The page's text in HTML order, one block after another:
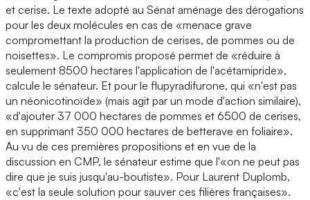
et cerise. Le texte adopté au Sénat aménage des dérogations
pour les deux molécules en cas de «menace grave
compromettant la production de cerises, de pommes ou de
noisettes». Le compromis proposé permet de «réduire à
seulement 8500 hectares l'application de l'acétamipride»,
calcule le sénateur. Et pour le flupyradifurone, qui «n'est pas
un néonicotinoïde» (mais agit par un mode d'action similaire),
«d'ajouter 37 000 hectares de pommes et 6500 de cerises,
en supprimant 350 000 hectares de betterave en foliaire».
Au vu de ces premières propositions et en vue de la
discussion en CMP, le sénateur estime que l'«on ne peut pas
dire que je suis jusqu'au-boutiste». Pour Laurent Duplomb,
«c'est la seule solution pour sauver ces filières françaises».